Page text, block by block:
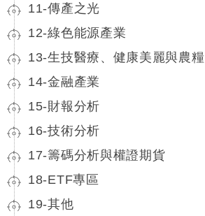
11-傳產之光
12-綠色能源產業
13-生技醫療、健康美麗與農糧
14-金融產業
15-財報分析
16-技術分析
17-籌碼分析與權證期貨
18-ETF專區
19-其他